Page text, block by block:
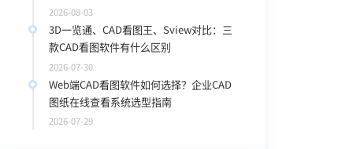
2026-08-03
3D一览通、CAD看图王、Sview对比：三
款CAD看图软件有什么区别
2026-07-30
Web端CAD看图软件如何选择？企业CAD
图纸在线查看系统选型指南
2026-07-29